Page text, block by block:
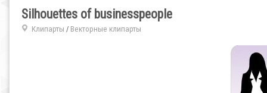
Silhouettes of businesspeople
Клипарты / Векторные клипарты